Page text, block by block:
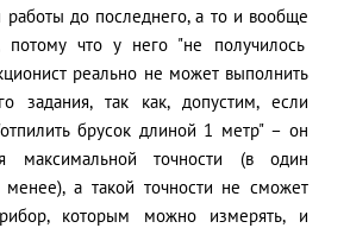
работы до последнего, а то и вообще
потому что у него "не получилось
реально не может выполнить
задания, так как, допустим, если
брусок длиной 1 метр" – он
максимальной точности (в один
менее), а такой точности не сможет
которым можно измерять, и